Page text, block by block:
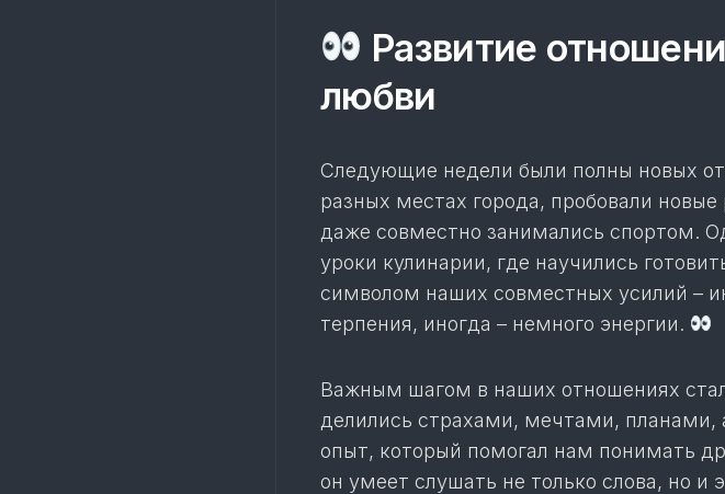
Развитие
любви
Следующие недели были полны новых
разных местах города, пробовали
даже совместно занимались спортом.
уроки кулинарии, где научились
символом наших совместных усилий –
терпения, иногда – немного энергии.
Важным шагом в наших отношениях
делились страхами, мечтами,
опыт, который помогал нам понимать
он умеет слушать не только слова, но